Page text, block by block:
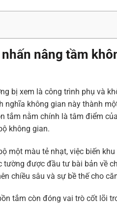
nâng tầm
bị xem là công trình phụ và
không gian này thành
tắm nằm chính là tâm điểm
không gian.
một màu tẻ nhạt, việc biến
được đầu tư bài bản về
chiều sâu và sự bề thế cho
tắm còn đóng vai trò cốt lõi